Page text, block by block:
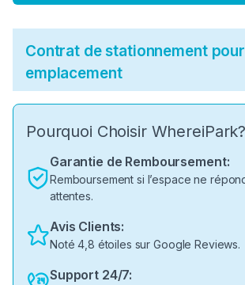
Contrat de stationnement
emplacement
Pourquoi Choisir WhereiPark?
Garantie de Remboursement:
Remboursement si l’espace ne
attentes.
Avis Clients:
Noté 4,8 étoiles sur Google Reviews.
Support 24/7: